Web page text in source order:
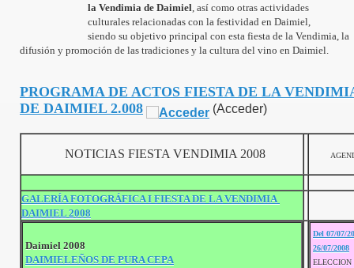
la Vendimia de Daimiel, así como otras actividades
culturales relacionadas con la festividad en Daimiel,
siendo su objetivo principal con esta fiesta de la Vendimia, la
difusión y promoción de las tradiciones y la cultura del vino en Daimiel.
PROGRAMA DE ACTOS FIESTA DE LA
DE DAIMIEL 2.008
(Acceder)
NOTICIAS FIESTA VENDIMIA 2008
GALERÍA FOTOGRÁFICA I FIESTA DE LA VENDIMIA
DAIMIEL 2008
Daimiel 2008
DAIMIELEÑOS DE PURA CEPA
Del 07/07/
26/07/2008
ELECCION